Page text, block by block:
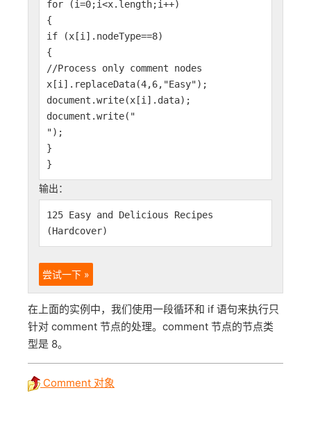
for (i=0;i<x.length;i++)
{
if (x[i].nodeType==8)
{
//Process only comment nodes
x[i].replaceData(4,6,"Easy");
document.write(x[i].data);
document.write("
");
}
}
输出：
125 Easy and Delicious Recipes
(Hardcover)
尝试一下 »
在上面的实例中，我们使用一段循环和 if 语句来执行只
针对 comment 节点的处理。comment 节点的节点类
型是 8。
Comment 对象